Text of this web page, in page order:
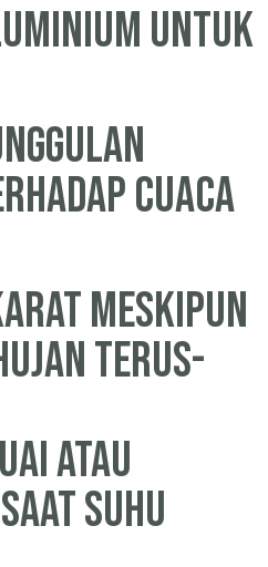
untuk
cuaca
meskipun
terus-
atau
suhu